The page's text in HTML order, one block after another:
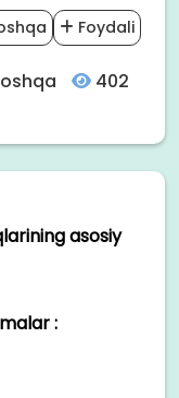
Foydali
402
asosiy
: